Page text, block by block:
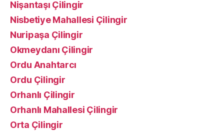
Nişantaşı Çilingir
Nisbetiye Mahallesi Çilingir
Nuripaşa Çilingir
Okmeydanı Çilingir
Ordu Anahtarcı
Ordu Çilingir
Orhanlı Çilingir
Orhanlı Mahallesi Çilingir
Orta Çilingir